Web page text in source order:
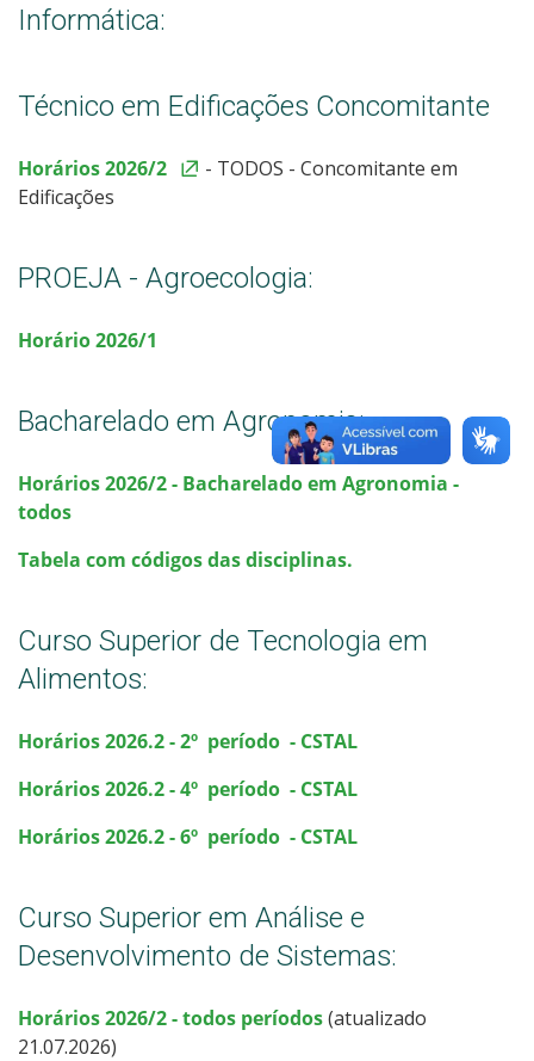
Monitoria
Representação Estudantil
Informática:
Técnico em Edificações Concomitante
Horários 2026/2
- TODOS - Concomitante em
Edificações
PROEJA - Agroecologia:
Horário 2026/1
Bacharelado em Agronomia:
Horários 2026/2 - Bacharelado em Agronomia -
todos
Tabela com códigos das disciplinas.
Curso Superior de Tecnologia em
Alimentos:
Horários2026.2- 2º período - CSTAL
Horários2026.2- 4º período - CSTAL
Horários2026.2- 6º período - CSTAL
Curso Superior em Análise e
Desenvolvimento de Sistemas:
Horários2026/2- todos períodos(atualizado
21.07.2026)